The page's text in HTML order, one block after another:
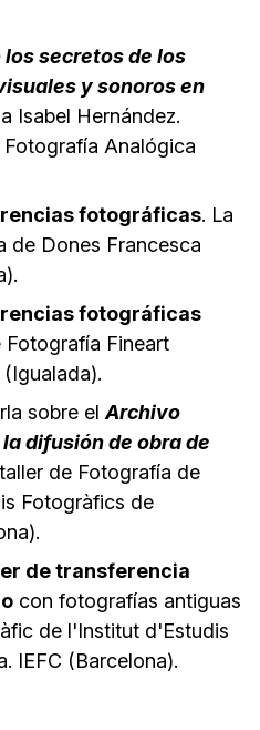
los secretos de los
y sonoros en
Isabel Hernández.
Analógica
fotográficas. La
de Dones Francesca
fotográficas
Fotografía Fineart
sobre el Archivo
difusión de obra de
de Fotografía de
Fotogràfics de
de transferencia
con fotografías antiguas
de l'Institut d'Estudis
. IEFC (Barcelona).